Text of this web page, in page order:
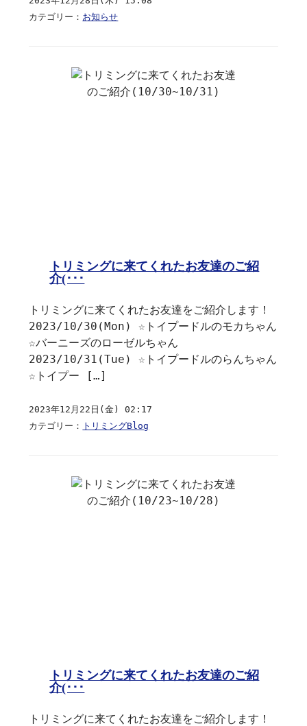
カテゴリー： お知らせ
トリミングに来てくれたお友達のご紹
介(･･･
トリミングに来てくれたお友達をご紹介します！
2023/10/30(Mon) ☆トイプードルのモカちゃん
☆バーニーズのローゼルちゃん
2023/10/31(Tue) ☆トイプードルのらんちゃん
☆トイプー […]
2023年12月22日(金) 02:17
カテゴリー： トリミングBlog
トリミングに来てくれたお友達のご紹
介(･･･
トリミングに来てくれたお友達をご紹介します！